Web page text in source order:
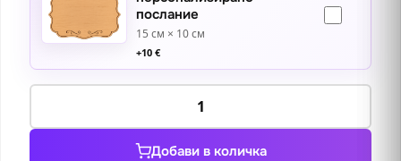
послание
15 см × 10 см
+10 €
количество
Александър
Добави в количка